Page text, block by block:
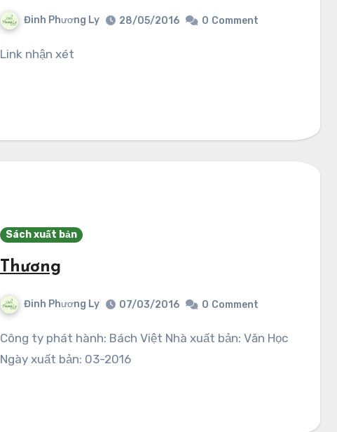
Đinh Phương Ly 28/05/2016 0 Comment
Link nhận xét
Sách xuất bản
Thương
Đinh Phương Ly 07/03/2016 0 Comment
Công ty phát hành: Bách Việt Nhà xuất bản: Văn Học
Ngày xuất bản: 03-2016